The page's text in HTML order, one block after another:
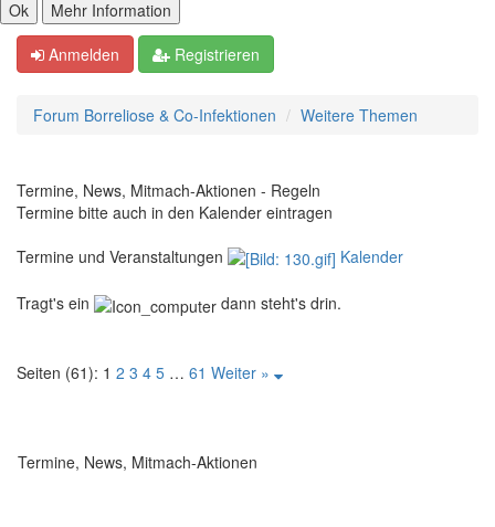
Anmelden Registrieren
Forum Borreliose & Co-Infektionen Weitere Themen
Termine, News, Mitmach-Aktionen - Regeln
Termine bitte auch in den Kalender eintragen
Termine und Veranstaltungen
Kalender
Tragt's ein dann steht's drin.
Seiten (61): 1 2 3 4 5 … 61 Weiter »
Termine, News, Mitmach-Aktionen